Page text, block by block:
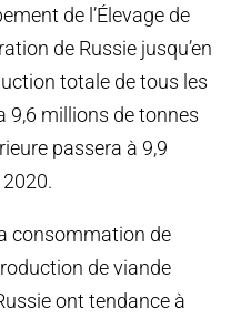
de l’Élevage de
de Russie jusqu’en
totale de tous les
9,6 millions de tonnes
passera à 9,9
consommation de
de viande
ont tendance à